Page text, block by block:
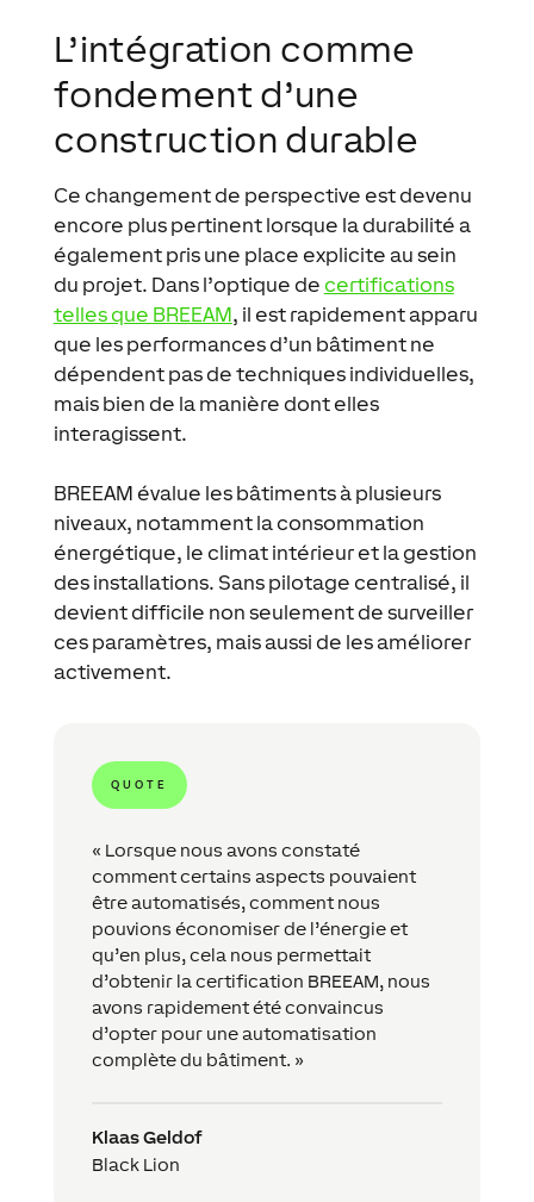
L’intégration comme
fondement d’une
construction durable
Ce changement de perspective est devenu
encore plus pertinent lorsque la durabilité a
également pris une place explicite au sein
du projet. Dans l’optique de certifications
telles que BREEAM, il est rapidement apparu
que les performances d’un bâtiment ne
dépendent pas de techniques individuelles,
mais bien de la manière dont elles
interagissent.
BREEAM évalue les bâtiments à plusieurs
niveaux, notamment la consommation
énergétique, le climat intérieur et la gestion
des installations. Sans pilotage centralisé, il
devient difficile non seulement de surveiller
ces paramètres, mais aussi de les améliorer
activement.
QUOTE
« Lorsque nous avons constaté
comment certains aspects pouvaient
être automatisés, comment nous
pouvions économiser de l’énergie et
qu’en plus, cela nous permettait
d’obtenir la certification BREEAM, nous
avons rapidement été convaincus
d’opter pour une automatisation
complète du bâtiment. »
Klaas Geldof
Black Lion